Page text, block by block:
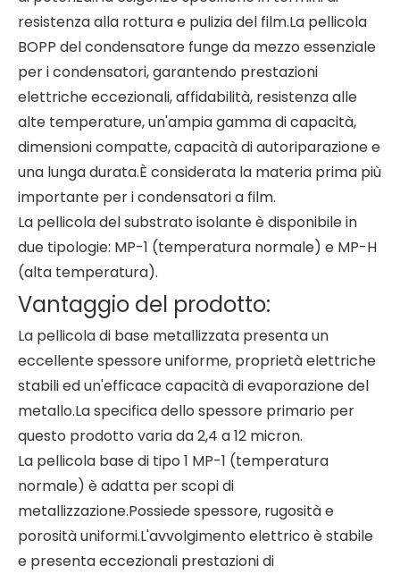
resistenza alla rottura e pulizia del film.La pellicola
BOPP del condensatore funge da mezzo essenziale
per i condensatori, garantendo prestazioni
elettriche eccezionali, affidabilità, resistenza alle
alte temperature, un'ampia gamma di capacità,
dimensioni compatte, capacità di autoriparazione e
una lunga durata.È considerata la materia prima più
importante per i condensatori a film.
La pellicola del substrato isolante è disponibile in
due tipologie: MP-1 (temperatura normale) e MP-H
(alta temperatura).
Vantaggio del prodotto:
La pellicola di base metallizzata presenta un
eccellente spessore uniforme, proprietà elettriche
stabili ed un'efficace capacità di evaporazione del
metallo.La specifica dello spessore primario per
questo prodotto varia da 2,4 a 12 micron.
La pellicola base di tipo 1 MP-1 (temperatura
normale) è adatta per scopi di
metallizzazione.Possiede spessore, rugosità e
porosità uniformi.L'avvolgimento elettrico è stabile
e presenta eccezionali prestazioni di